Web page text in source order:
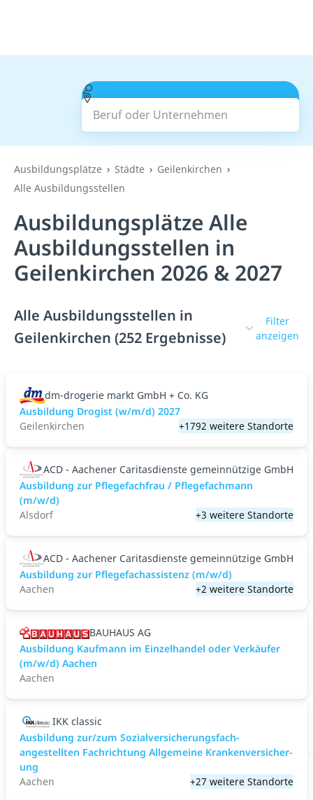
Beruf oder Unternehmen
Suchen
Ausbildungsplätze Städte
Geilenkirchen
Alle Ausbildungsstellen
Ausbildungsplätze Alle
Ausbildungsstellen in
Geilenkirchen 2026 & 2027
Alle Ausbildungsstellen in
Geilenkirchen (252 Ergebnisse)
Filter
anzeigen
dm-drogerie markt GmbH + Co. KG
Ausbildung Drogist (w/m/d) 2027
Geilenkirchen
+1792 weitere Standorte
ACD - Aachener Caritasdienste gemeinnützige GmbH
Ausbildung zur Pflegefachfrau / Pflegefachmann
(m/w/d)
Alsdorf
+3 weitere Standorte
ACD - Aachener Caritasdienste gemeinnützige GmbH
Ausbildung zur Pflegefachassistenz (m/w/d)
Aachen
+2 weitere Standorte
BAUHAUS AG
Ausbildung Kaufmann im Einzelhandel oder Verkäufer
(m/w/d) Aachen
Aachen
IKK classic
Aus­bild­ung zur/zum Sozial­versicher­ungs­fach­
angestellten­ Fach­richtung All­gemeine Kranken­versicher­
ung
Aachen
+27 weitere Standorte